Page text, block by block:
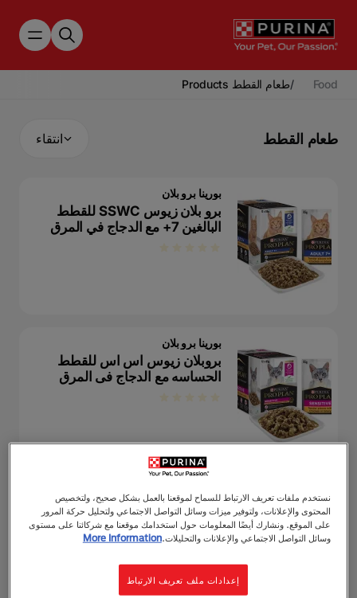
Food
/طعام القطط Products
طعام القطط انتقاء
بورينا برو بلان
برو بلان زيوس SSWC للقطط
البالغين 7+ مع الدجاج في المرق
بورينا برو بلان
بروبلان زيوس اس اس للقطط
الحساسه مع الدجاج فى المرق
بورينا برو بلان
بروبلان زيوس أس أس دبليو سي
للعناية بالجهاز البولي مع الدجاج في
المرق
نستخدم ملفات تعريف الارتباط للسماح لموقعنا بالعمل بشكل صحيح، ولتخصيص
المحتوى والإعلانات، ولتوفير ميزات وسائل التواصل الاجتماعي ولتحليل حركة المرور
على الموقع. ونشارك أيضًا المعلومات حول استخدامك موقعنا مع شركائنا على مستوى
وسائل التواصل الاجتماعي والإعلانات والتحليلات.More Information
إعدادات ملف تعريف الارتباط